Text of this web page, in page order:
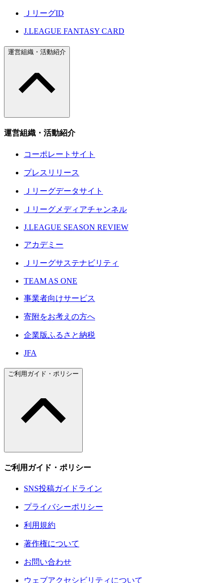
ＪリーグID
J.LEAGUE FANTASY CARD
運営組織・活動紹介
運営組織・活動紹介
コーポレートサイト
プレスリリース
Ｊリーグデータサイト
Ｊリーグメディアチャンネル
J.LEAGUE SEASON REVIEW
アカデミー
Ｊリーグサステナビリティ
TEAM AS ONE
事業者向けサービス
寄附をお考えの方へ
企業版ふるさと納税
JFA
ご利用ガイド・ポリシー
ご利用ガイド・ポリシー
SNS投稿ガイドライン
プライバシーポリシー
利用規約
著作権について
お問い合わせ
ウェブアクセシビリティについて